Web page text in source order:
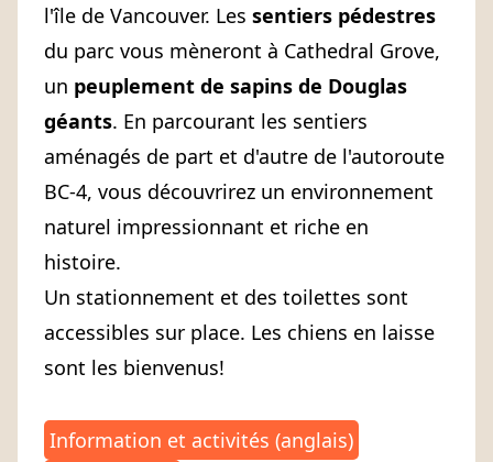
l'île de Vancouver. Les sentiers pédestres
du parc vous mèneront à Cathedral Grove,
un peuplement de sapins de Douglas
géants. En parcourant les sentiers
aménagés de part et d'autre de l'autoroute
BC-4, vous découvrirez un environnement
naturel impressionnant et riche en
histoire.
Un stationnement et des toilettes sont
accessibles sur place. Les chiens en laisse
sont les bienvenus!
Information et activités (anglais)